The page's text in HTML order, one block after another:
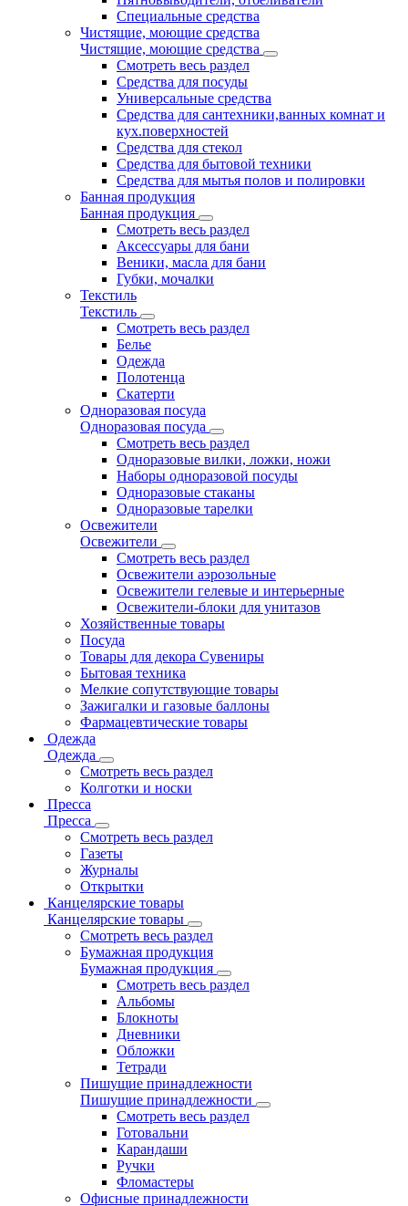
Специальные средства
Чистящие, моющие средства
Чистящие, моющие средства
Смотреть весь раздел
Средства для посуды
Универсальные средства
Средства для сантехники,ванных комнат и
кух.поверхностей
Средства для стекол
Средства для бытовой техники
Средства для мытья полов и полировки
Банная продукция
Банная продукция
Смотреть весь раздел
Аксессуары для бани
Веники, масла для бани
Губки, мочалки
Текстиль
Текстиль
Смотреть весь раздел
Белье
Одежда
Полотенца
Скатерти
Одноразовая посуда
Одноразовая посуда
Смотреть весь раздел
Одноразовые вилки, ложки, ножи
Наборы одноразовой посуды
Одноразовые стаканы
Одноразовые тарелки
Освежители
Освежители
Смотреть весь раздел
Освежители аэрозольные
Освежители гелевые и интерьерные
Освежители-блоки для унитазов
Хозяйственные товары
Посуда
Товары для декора Сувениры
Бытовая техника
Мелкие сопутствующие товары
Зажигалки и газовые баллоны
Фармацевтические товары
Одежда
Одежда
Смотреть весь раздел
Колготки и носки
Пресса
Пресса
Смотреть весь раздел
Газеты
Журналы
Открытки
Канцелярские товары
Канцелярские товары
Смотреть весь раздел
Бумажная продукция
Бумажная продукция
Смотреть весь раздел
Альбомы
Блокноты
Дневники
Обложки
Тетради
Пишущие принадлежности
Пишущие принадлежности
Смотреть весь раздел
Готовальни
Карандаши
Ручки
Фломастеры
Офисные принадлежности